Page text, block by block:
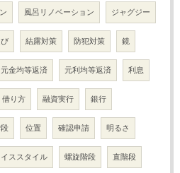
風呂リノベーション ジャグジー
結露対策 防犯対策 鏡
元金均等返済 元利均等返済 利息
借り方 融資実行 銀行
位置 確認申請 明るさ
ススタイル 螺旋階段 直階段